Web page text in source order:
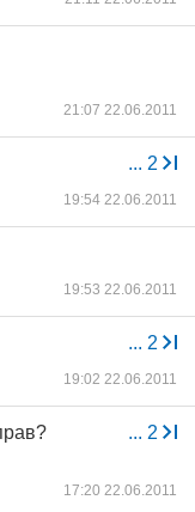
21:07 22.06.2011
... 2
19:54 22.06.2011
19:53 22.06.2011
... 2
19:02 22.06.2011
... 2
17:20 22.06.2011